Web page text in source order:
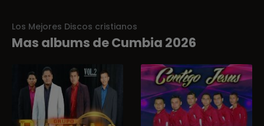
Los Mejores Discos cristianos
Mas albums de Cumbia 2026